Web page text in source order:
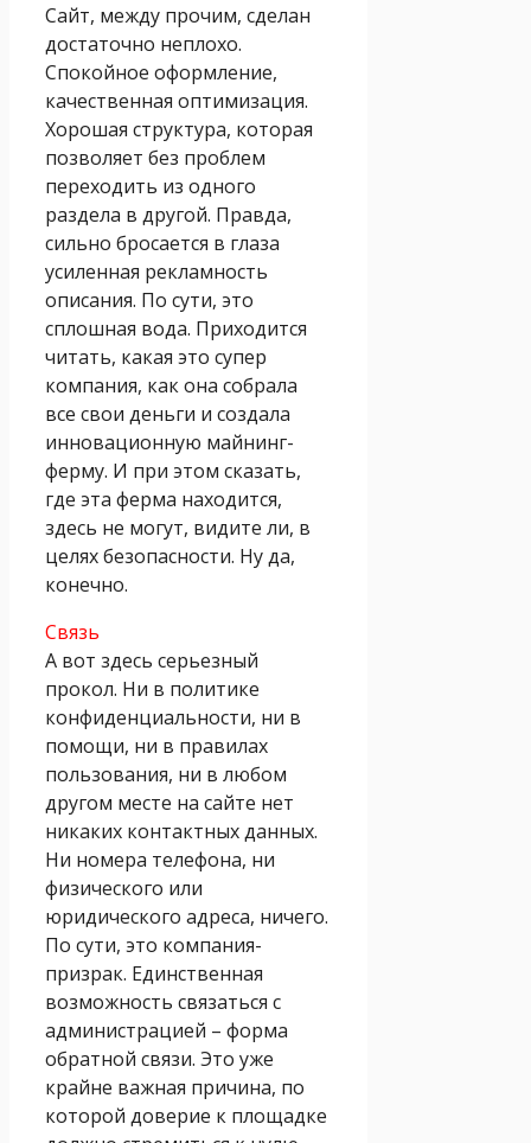
Сайт, между прочим, сделан
достаточно неплохо.
Спокойное оформление,
качественная оптимизация.
Хорошая структура, которая
позволяет без проблем
переходить из одного
раздела в другой. Правда,
сильно бросается в глаза
усиленная рекламность
описания. По сути, это
сплошная вода. Приходится
читать, какая это супер
компания, как она собрала
все свои деньги и создала
инновационную майнинг-
ферму. И при этом сказать,
где эта ферма находится,
здесь не могут, видите ли, в
целях безопасности. Ну да,
конечно.
Связь
А вот здесь серьезный
прокол. Ни в политике
конфиденциальности, ни в
помощи, ни в правилах
пользования, ни в любом
другом месте на сайте нет
никаких контактных данных.
Ни номера телефона, ни
физического или
юридического адреса, ничего.
По сути, это компания-
призрак. Единственная
возможность связаться с
администрацией – форма
обратной связи. Это уже
крайне важная причина, по
которой доверие к площадке